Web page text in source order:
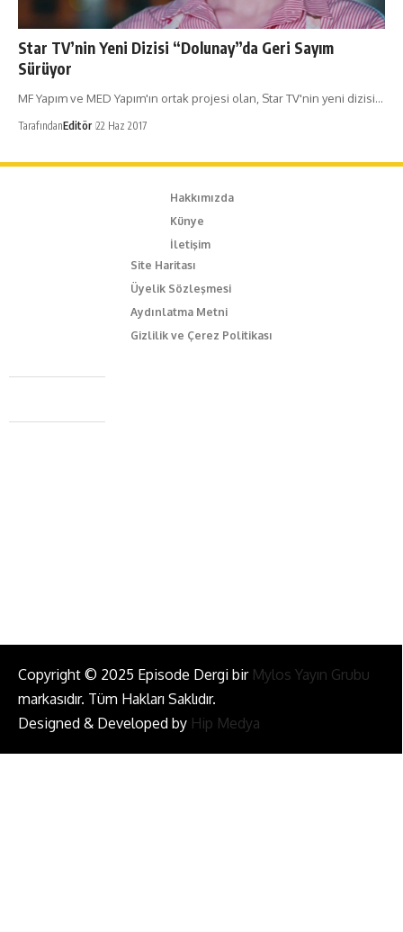
Star TV’nin Yeni Dizisi “Dolunay”da Geri Sayım
Sürüyor
MF Yapım ve MED Yapım'ın ortak projesi olan, Star TV'nin yeni dizisi…
TarafındanEditör 22 Haz 2017
Hakkımızda
Künye
İletişim
Site Haritası
Üyelik Sözleşmesi
Aydınlatma Metni
Gizlilik ve Çerez Politikası
Caferağa Mah. Dr. Şakir Paşa Sok. No3/A Kadıköy İstanbul
+90 543 345 46 00
Copyright © 2025 Episode Dergi bir Mylos Yayın Grubu
markasıdır. Tüm Hakları Saklıdır.
Designed & Developed by Hip Medya